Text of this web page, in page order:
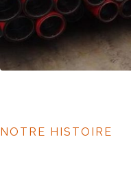
NOTRE HISTOIRE